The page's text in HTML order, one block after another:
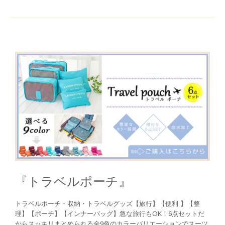
『トラベルポーチ』
トラベルポーチ・収納・トラベルグッズ【旅行】【便利 】【整
理】【ポーチ】【インナーバッグ】急な旅行もOK！6点セットだ